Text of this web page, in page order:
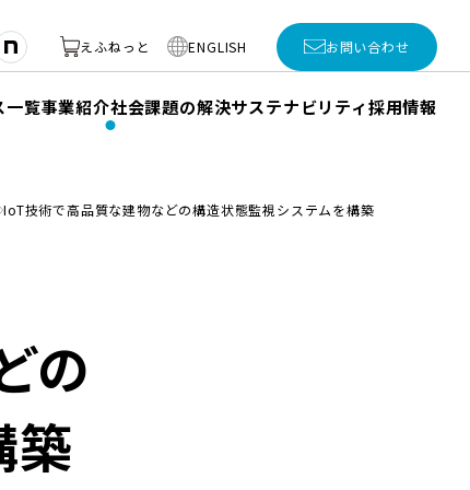
一覧事業紹介社会課題の解決サステナビリティ採用情報
えふねっと ENGLISH お問い合わせ
IoT技術で高品質な建物などの構造状態監視システムを構築
の
築